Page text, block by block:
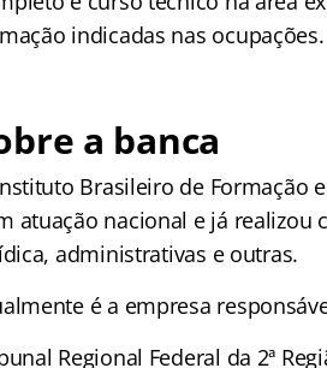
indicadas nas ocupações.
a banca
Brasileiro de Formação
atuação nacional e já realizou
administrativas e outras.
é a empresa
Regional Federal da 2ª